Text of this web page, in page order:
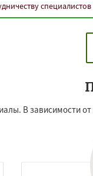
В зависимости